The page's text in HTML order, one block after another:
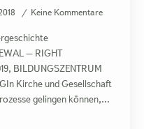
Keine Kommentare
– RIGHT
BILDUNGSZENTRUM
Kirche und Gesellschaft
gelingen können,…